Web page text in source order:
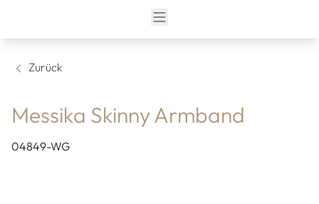
Zurück
Messika Skinny Armband
04849-WG